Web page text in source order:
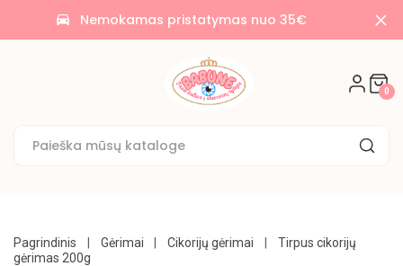
time_to_leave Nemokamas pristatymas nuo 35€
0
AKCIJOS
🌟
SAUSAINIAI
UŽKANDŽIAI
Pagrindinis Gėrimai Cikorijų gėrimai
Tirpus cikorijų
gėrimas 200g